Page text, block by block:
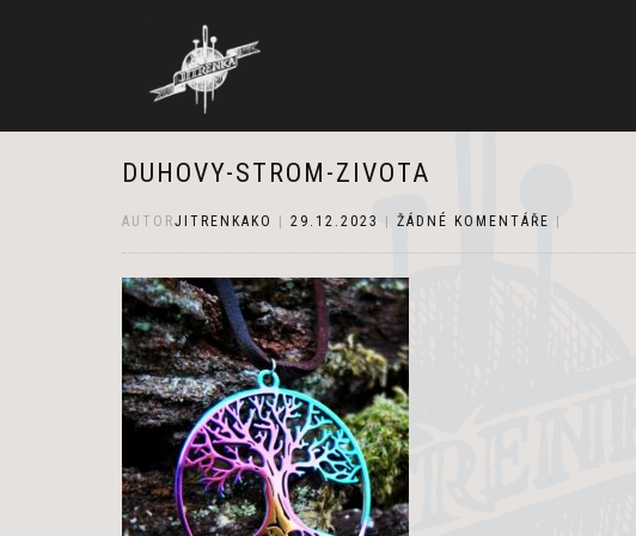
DUHOVY-STROM-ZIVOTA
AUTORJITRENKAKO 29.12.2023 ŽÁDNÉ KOMENTÁŘE